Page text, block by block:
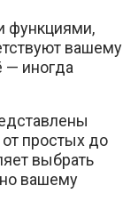
функциями,
вашему
— иногда
простых до
выбрать
вашему